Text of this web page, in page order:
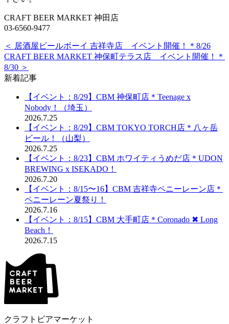
CRAFT BEER MARKET 神田店
03-6560-9477
＜ 居酒屋ビールボーイ 吉祥寺店 イベント開催！＊8/26
CRAFT BEER MARKET 神保町テラス店 イベント開催！＊
8/30 ＞
新着記事
【イベント：8/29】CBM 神保町店＊Teenage x
Nobody！（埼玉）
2026.7.25
【イベント：8/29】CBM TOKYO TORCH店＊八ヶ岳
ビール！（山梨）
2026.7.25
【イベント：8/23】CBM ホワイティうめだ店＊UDON
BREWING x ISEKADO！
2026.7.20
【イベント：8/15〜16】CBM 吉祥寺ペニーレーン店＊
ペニーレーン夏祭り！
2026.7.16
【イベント：8/15】CBM 大手町店＊Coronado ✖︎ Long
Beach！
2026.7.15
クラフトビアマーケット